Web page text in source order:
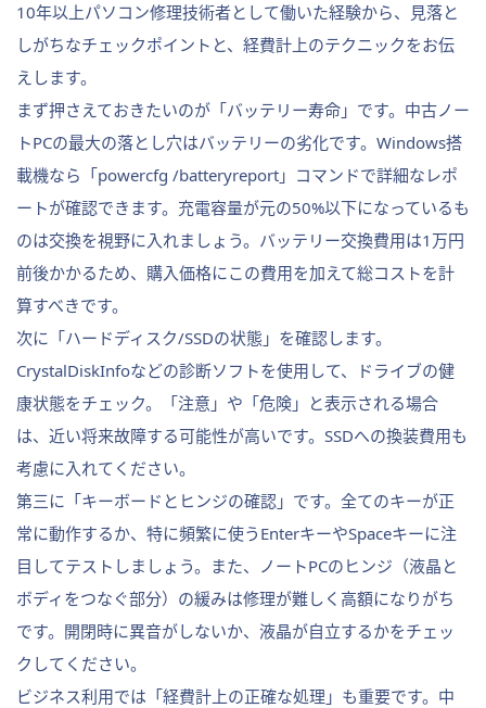
10年以上パソコン修理技術者として働いた経験から、見落と
しがちなチェックポイントと、経費計上のテクニックをお伝
えします。
まず押さえておきたいのが「バッテリー寿命」です。中古ノー
トPCの最大の落とし穴はバッテリーの劣化です。Windows搭
載機なら「powercfg /batteryreport」コマンドで詳細なレポ
ートが確認できます。充電容量が元の50%以下になっているも
のは交換を視野に入れましょう。バッテリー交換費用は1万円
前後かかるため、購入価格にこの費用を加えて総コストを計
算すべきです。
次に「ハードディスク/SSDの状態」を確認します。
CrystalDiskInfoなどの診断ソフトを使用して、ドライブの健
康状態をチェック。「注意」や「危険」と表示される場合
は、近い将来故障する可能性が高いです。SSDへの換装費用も
考慮に入れてください。
第三に「キーボードとヒンジの確認」です。全てのキーが正
常に動作するか、特に頻繁に使うEnterキーやSpaceキーに注
目してテストしましょう。また、ノートPCのヒンジ（液晶と
ボディをつなぐ部分）の緩みは修理が難しく高額になりがち
です。開閉時に異音がしないか、液晶が自立するかをチェッ
クしてください。
ビジネス利用では「経費計上の正確な処理」も重要です。中